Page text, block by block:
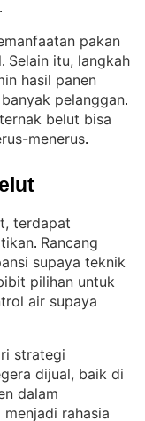
.
pakan
. Selain itu, langkah
hasil panen
pelanggan
belut bisa
menerus.
terdapat
. Rancang
supaya teknik
pilihan untuk
air supaya
strategi
dijual, baik di
dalam
rahasia